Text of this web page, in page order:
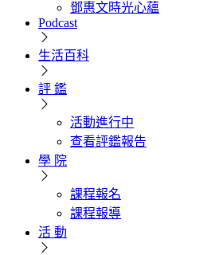
鄧惠文時光心蘊
Podcast
生活百科
評 鑑
活動進行中
查看評鑑報告
學 院
課程報名
課程報導
活 動